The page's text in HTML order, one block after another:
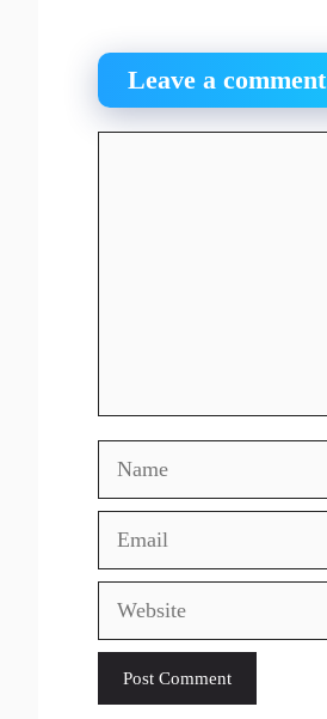
Leave a comment
Name
Email
Website